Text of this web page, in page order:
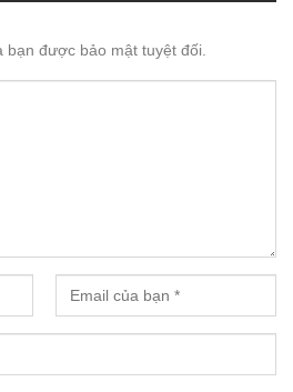
bạn được bảo mật tuyệt đối.